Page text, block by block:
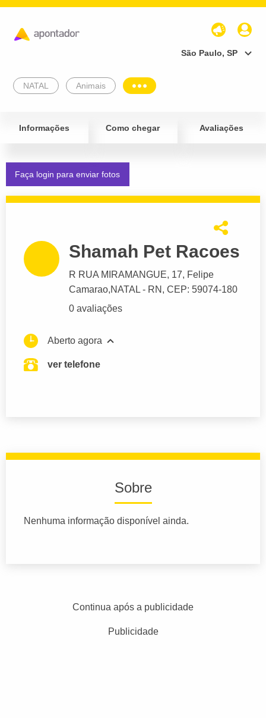
São Paulo, SP
NATAL Animais
Informações Como chegar Avaliações
Faça login para enviar fotos
Shamah Pet Racoes
R RUA MIRAMANGUE, 17, Felipe
Camarao,NATAL - RN, CEP: 59074-180
0 avaliações
Aberto agora
ver telefone
Sobre
Nenhuma informação disponível ainda.
Continua após a publicidade
Publicidade